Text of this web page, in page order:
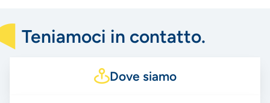
Teniamoci in contatto.
Dove siamo